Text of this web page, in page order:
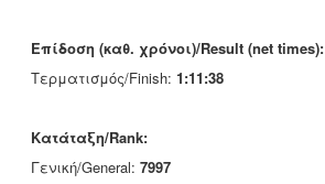
Επίδοση (καθ. χρόνοι)/Result (net times):
Τερματισμός/Finish: 1:11:38
Κατάταξη/Rank:
Γενική/General: 7997